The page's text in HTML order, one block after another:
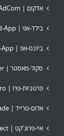
אדקום | AdCom – מערכת לניהול משרדי פירסום וסטודיו
בילד-אפ | Build-App – מערכת לחברות ניהול בנייני מגורים
ביזנס-אפ | Business-App – מערכת כוללת לניהול עסק
סקול-מאסטר | School-Master – מערכת לניהול בתי ספר פרטיים
פרטניות-פרו | Partaniot-Pro – מערכת לניהול שיעורי השלמה
אלום-טרייד | Alum-Trade – מערכת לניהול מסחר באלומיניום
איי-פרוג'קט | A-Project – מערכת רכש ומעקב לפרוייקטים